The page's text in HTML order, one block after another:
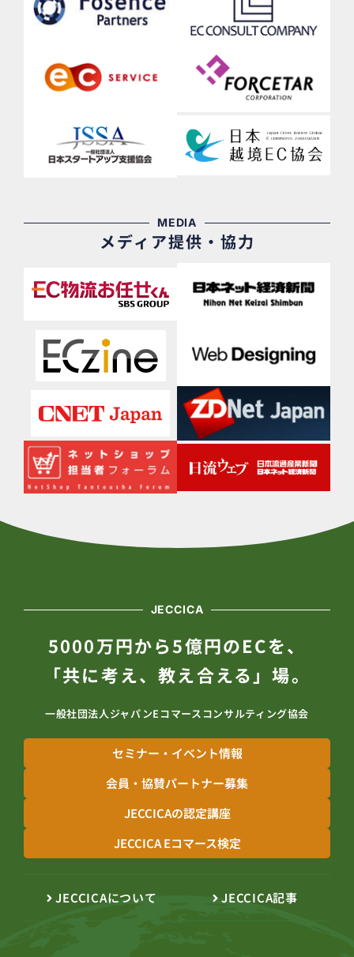
MEDIA
メディア提供・協力
JECCICA
5000万円から5億円のECを、
「共に考え、教え合える」場。
一般社団法人ジャパンEコマースコンサルティング協会
セミナー・イベント情報
会員・協賛パートナー募集
JECCICAの認定講座
JECCICA Eコマース検定
JECCICAについて JECCICA記事